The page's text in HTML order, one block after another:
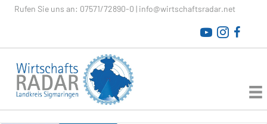
Rufen Sie uns an: 07571/72890-0 | info@wirtschaftsradar.net